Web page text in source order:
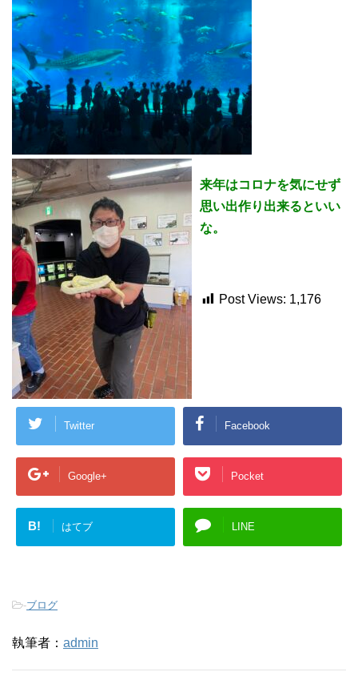
来年はコロナを気にせず
思い出作り出来るといい
な。
Post Views: 1,176
Twitter Facebook
Google+ Pocket
B! はてブ LINE
-ブログ
執筆者： admin